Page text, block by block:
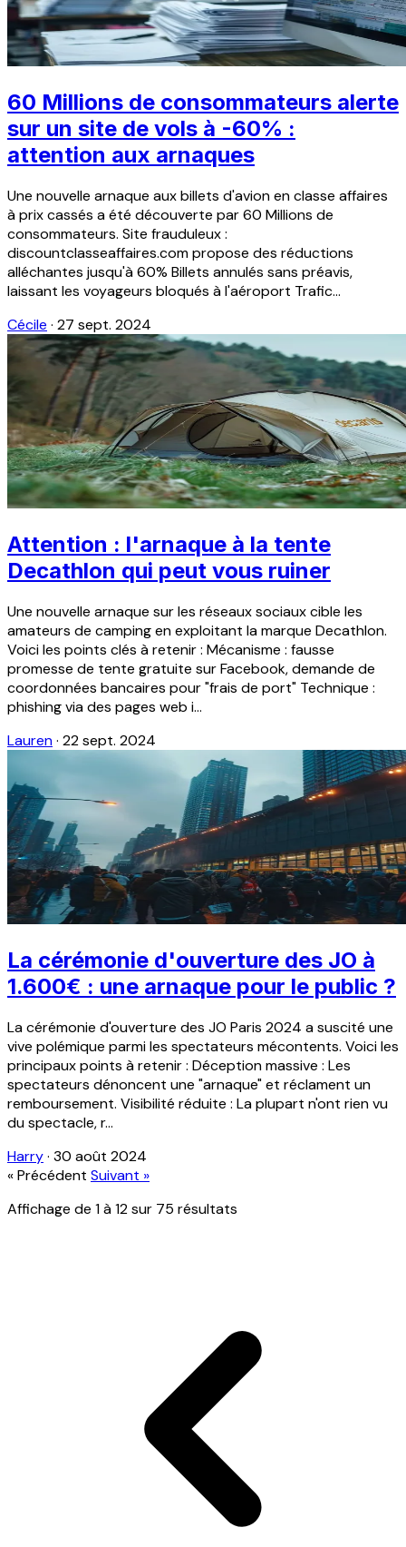
60 Millions de consommateurs alerte
sur un site de vols à -60% :
attention aux arnaques
Une nouvelle arnaque aux billets d'avion en classe affaires
à prix cassés a été découverte par 60 Millions de
consommateurs. Site frauduleux :
discountclasseaffaires.com propose des réductions
alléchantes jusqu'à 60% Billets annulés sans préavis,
laissant les voyageurs bloqués à l'aéroport Trafic...
Cécile · 27 sept. 2024
Attention : l'arnaque à la tente
Decathlon qui peut vous ruiner
Une nouvelle arnaque sur les réseaux sociaux cible les
amateurs de camping en exploitant la marque Decathlon.
Voici les points clés à retenir : Mécanisme : fausse
promesse de tente gratuite sur Facebook, demande de
coordonnées bancaires pour "frais de port" Technique :
phishing via des pages web i...
Lauren· 22 sept. 2024
La cérémonie d'ouverture des JO à
1.600€ : une arnaque pour le public ?
La cérémonie d'ouverture des JO Paris 2024 a suscité une
vive polémique parmi les spectateurs mécontents. Voici les
principaux points à retenir : Déception massive : Les
spectateurs dénoncent une "arnaque" et réclament un
remboursement. Visibilité réduite : La plupart n'ont rien vu
du spectacle, r...
Harry· 30 août 2024
« Précédent Suivant »
Affichage de 1à12sur 75 résultats